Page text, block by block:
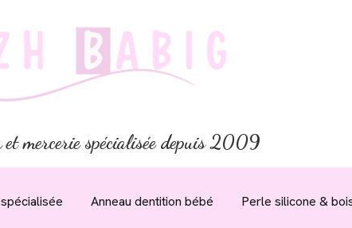
et mercerie spécialisée depuis 2009
Anneau dentition bébé Perle silicone &